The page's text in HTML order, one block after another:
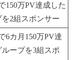
150万PV達成した
を2組スポンサー
6カ月150万PV達
ループを3組スポ